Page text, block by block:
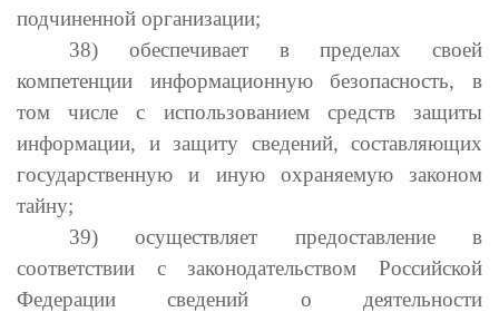
подчиненной организации;
38) обеспечивает в пределах своей
компетенции информационную безопасность, в
том числе с использованием средств защиты
информации, и защиту сведений, составляющих
государственную и иную охраняемую законом
тайну;
39) осуществляет предоставление в
соответствии с законодательством Российской
Федерации сведений о деятельности